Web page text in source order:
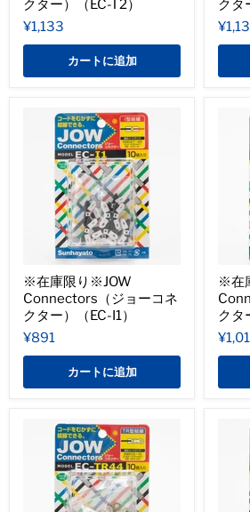
クター）（EC-T2）
¥1,133
カートに追加
クタ
※在庫限り※JOW
Connectors（ジョーコネ
クター）（EC-I1）
¥891
カートに追加
※在
クタ